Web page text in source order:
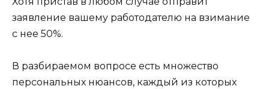
заявление вашему работодателю на взимание
с нее 50%.
В разбираемом вопросе есть множество
персональных нюансов, каждый из которых